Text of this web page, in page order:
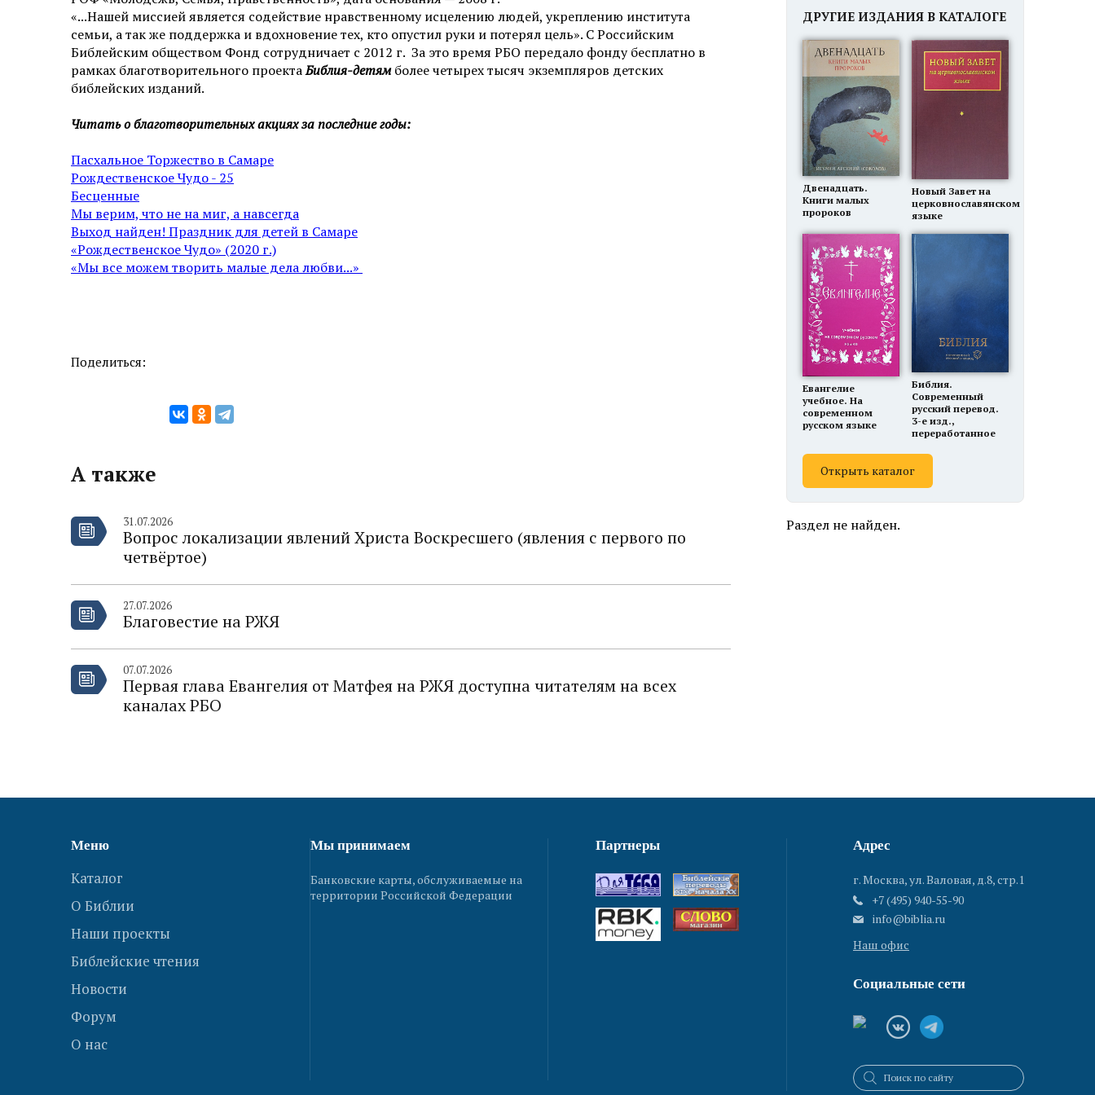
«...Нашей миссией является содействие нравственному исцелению людей, укреплению института
семьи, а так же поддержка и вдохновение тех, кто опустил руки и потерял цель». С Российским
Библейским обществом Фонд сотрудничает с 2012 г. За это время РБО передало фонду бесплатно в
рамках благотворительного проектаБиблия-детямболее четырех тысяч экземпляров детских
библейских изданий.
Читать о благотворительных акциях за последние годы:
Пасхальное Торжество в Самаре
Рождественское Чудо - 25
Бесценные
Мы верим, что не на миг, а навсегда
Выход найден! Праздник для детей в Самаре
«Рождественское Чудо» (2020 г.)
«Мы все можем творить малые дела любви...»
Поделиться:
А также
31.07.2026
Вопрос локализации явлений Христа Воскресшего (явления с первого по
четвёртое)
27.07.2026
Благовестие на РЖЯ
07.07.2026
Первая глава Евангелия от Матфея на РЖЯ доступна читателям на всех
каналах РБО
ДРУГИЕ ИЗДАНИЯ В КАТАЛОГЕ
Двенадцать.
Книги малых
пророков
Новый Завет на
церковнославянском
языке
Евангелие
учебное. На
современном
русском языке
Библия.
Современный
русский перевод.
3-е изд.,
переработанное
Открыть каталог
Раздел не найден.
Меню
Каталог
О Библии
Наши проекты
Библейские чтения
Новости
Форум
О нас
Мы принимаем
Банковские карты, обслуживаемые на
территории Российской Федерации
Партнеры Адрес
г. Москва, ул. Валовая, д.8, стр.1
+7 (495) 940-55-90
info@biblia.ru
Наш офис
Социальные сети